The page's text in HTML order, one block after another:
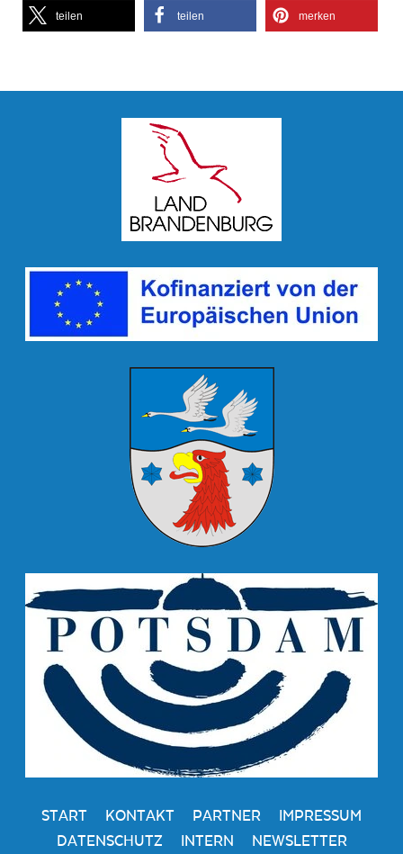
teilen teilen merken
START KONTAKT PARTNER
IMPRESSUM
DATENSCHUTZ
INTERN NEWSLETTER